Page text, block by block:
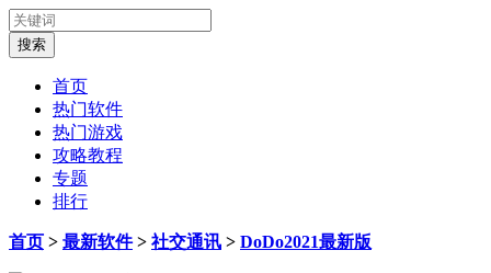
首页
热门软件
热门游戏
攻略教程
专题
排行
首页 > 最新软件> 社交通讯 > DoDo2021最新版